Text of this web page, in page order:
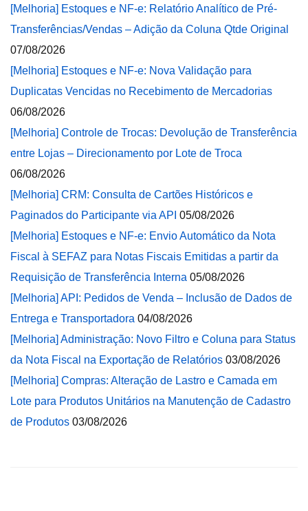
[Melhoria] Estoques e NF-e: Relatório Analítico de Pré-
Transferências/Vendas – Adição da Coluna Qtde Original
07/08/2026
[Melhoria] Estoques e NF-e: Nova Validação para
Duplicatas Vencidas no Recebimento de Mercadorias
06/08/2026
[Melhoria] Controle de Trocas: Devolução de Transferência
entre Lojas – Direcionamento por Lote de Troca
06/08/2026
[Melhoria] CRM: Consulta de Cartões Históricos e
Paginados do Participante via API 05/08/2026
[Melhoria] Estoques e NF-e: Envio Automático da Nota
Fiscal à SEFAZ para Notas Fiscais Emitidas a partir da
Requisição de Transferência Interna 05/08/2026
[Melhoria] API: Pedidos de Venda – Inclusão de Dados de
Entrega e Transportadora 04/08/2026
[Melhoria] Administração: Novo Filtro e Coluna para Status
da Nota Fiscal na Exportação de Relatórios 03/08/2026
[Melhoria] Compras: Alteração de Lastro e Camada em
Lote para Produtos Unitários na Manutenção de Cadastro
de Produtos 03/08/2026